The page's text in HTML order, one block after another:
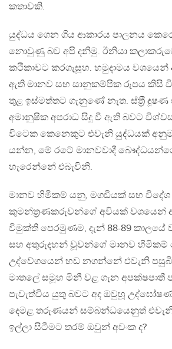
කතාවකි.
යුද්ධය ගෙන ගිය ආකාරය පාලනය
නොවුණු බව අපි දනිමු. ඊනියා
කථිකාවට කරගැසූහ. හමුදාමය වශයෙන්
ඇති මානව සහ සානුකම්පික රූපය කිසි
තුළ ඉස්මත්තට ගැනුණේ නැත. ස්ත‍්‍රී
අමානුෂික අපරාධ සිදු වී ඇති බවට
විටෙක කෙනෙකුට එවැනි යුද්ධයක්
යන්න, මේ රටේ මානවවාදී
හැරෙන්නේ එබැවිනි.
මානව හිමිකම් යනු, මගඩියක් සහ විදේශ
කුමන්ත‍්‍රණකරුවන්ගේ අවියක් වශයෙන්
විමුක්ති පෙරමුණම, දැන් 88-89
සහ අතුරුදහන් වූවන්ගේ මානව
උද්වේගයෙන් හඩ නගන්නේ එවැනි
මාතලේ සමූහ මිනී වළ ගැන
පැවැත්විය යුතු බවට අද ඔවුහූ
දෙමළ තරුණයන් සම්බන්ධයෙනුත්
ඉල්ලා සිටීමට තරම් ඔවුන් අවංක ද?